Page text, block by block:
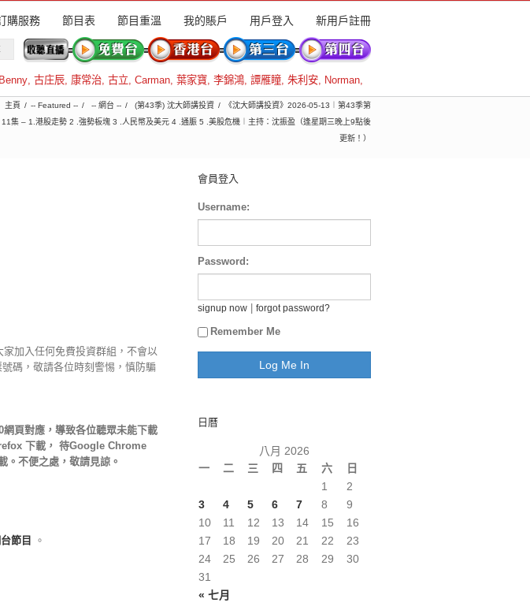
購服務 節目表 節目重溫 我的賬戶 用戶登入 新用戶註冊
, 古庄辰, 康常治, 古立, Carman, 葉家寶, 李錦鴻, 譚雁瞳, 朱利安, Norman,
主頁 -- Featured -- -- 網台 -- (第43季) 沈大師講投資
《沈大師講投資》2026-05-13︱第43季第
11集 – 1.港股走勢 2 .強勢板塊 3 .人民幣及美元 4 .通脤 5 .美股危機︱主持：沈振盈（逢星期三晚上9點後
更新！）
加入任何免費投資群組，不會以
碼，敬請各位時刻警惕，慎防騙
頁對應，導致各位聽眾未能下載
下載， 待Google Chrome
。不便之處，敬請見諒。
節目 。
會員登入
Username:
Password:
signup now forgot password?
Remember Me
日曆
八月 2026
一
二 三 四 五 六 日
« 七月
1
2
3
4 5 6 7 8
9
10
11 12 13 14 15
16
17
18 19 20 21 22
23
24
25 26 27 28 29
30
31